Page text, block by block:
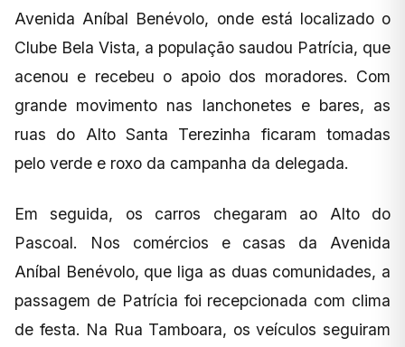
Avenida Aníbal Benévolo, onde está localizado o
Clube Bela Vista, a população saudou Patrícia, que
acenou e recebeu o apoio dos moradores. Com
grande movimento nas lanchonetes e bares, as
ruas do Alto Santa Terezinha ficaram tomadas
pelo verde e roxo da campanha da delegada.
Em seguida, os carros chegaram ao Alto do
Pascoal. Nos comércios e casas da Avenida
Aníbal Benévolo, que liga as duas comunidades, a
passagem de Patrícia foi recepcionada com clima
de festa. Na Rua Tamboara, os veículos seguiram